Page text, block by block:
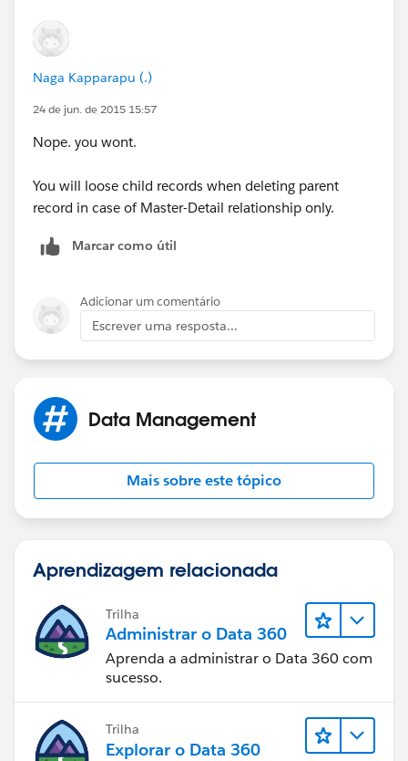
Naga Kapparapu (.)
24 de jun. de 2015 15:57
Nope. you wont.
You will loose child records when deleting parent
record in case of Master-Detail relationship only.
Marcar como útil
Adicionar um comentário
Escrever uma resposta...
Data Management
Mais sobre este tópico
Aprendizagem relacionada
Trilha
Administrar o Data 360
Aprenda a administrar o Data 360 com
sucesso.
Trilha
Explorar o Data 360